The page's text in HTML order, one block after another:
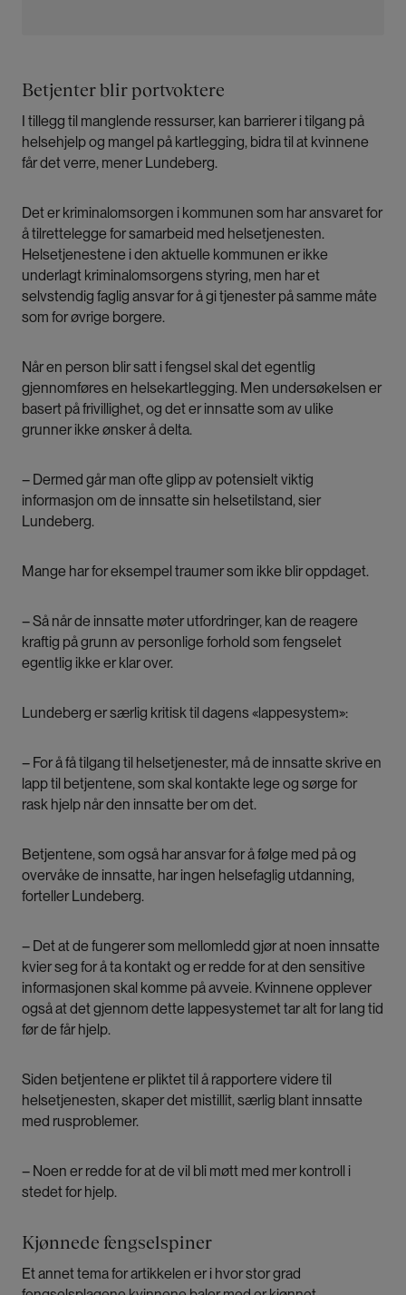
som sitter inne for mer alvorlig kriminalitet, som
drap.
Det er fire rene kvinnefengsler i Norge: Bredtveit,
Evje, Ravneberget og Kragerø.
Her soner 75 % av de kvinnelige innsatte.
Betjenter blir portvoktere
I tillegg til manglende ressurser, kan barrierer i tilgang på
helsehjelp og mangel på kartlegging, bidra til at kvinnene
får det verre, mener Lundeberg.
Det er kriminalomsorgen i kommunen som har ansvaret for
å tilrettelegge for samarbeid med helsetjenesten.
Helsetjenestene i den aktuelle kommunen er ikke
underlagt kriminalomsorgens styring, men har et
selvstendig faglig ansvar for å gi tjenester på samme måte
som for øvrige borgere.
Når en person blir satt i fengsel skal det egentlig
gjennomføres en helsekartlegging. Men undersøkelsen er
basert på frivillighet, og det er innsatte som av ulike
grunner ikke ønsker å delta.
– Dermed går man ofte glipp av potensielt viktig
informasjon om de innsatte sin helsetilstand, sier
Lundeberg.
Mange har for eksempel traumer som ikke blir oppdaget.
– Så når de innsatte møter utfordringer, kan de reagere
kraftig på grunn av personlige forhold som fengselet
egentlig ikke er klar over.
Lundeberg er særlig kritisk til dagens «lappesystem»:
– For å få tilgang til helsetjenester, må de innsatte skrive en
lapp til betjentene, som skal kontakte lege og sørge for
rask hjelp når den innsatte ber om det.
Betjentene, som også har ansvar for å følge med på og
overvåke de innsatte, har ingen helsefaglig utdanning,
forteller Lundeberg.
– Det at de fungerer som mellomledd gjør at noen innsatte
kvier seg for å ta kontakt og er redde for at den sensitive
informasjonen skal komme på avveie. Kvinnene opplever
også at det gjennom dette lappesystemet tar alt for lang tid
før de får hjelp.
Siden betjentene er pliktet til å rapportere videre til
helsetjenesten, skaper det mistillit, særlig blant innsatte
med rusproblemer.
– Noen er redde for at de vil bli møtt med mer kontroll i
stedet for hjelp.
Kjønnede fengselspiner
Et annet tema for artikkelen er i hvor stor grad